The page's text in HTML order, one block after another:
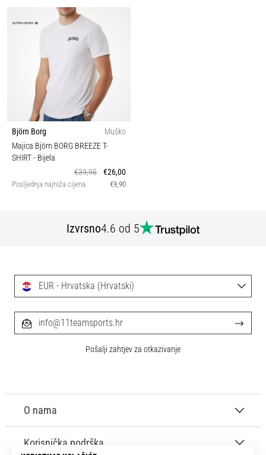
Björn Borg
Muško
Majica Björn BORG BREEZE T-
SHIRT- Bijela
€39,95
€26,00
Posljednja najniža cijena €9,90
Izvrsno4.6 od 5
O nama
Korisnička podrška
EUR - Hrvatska (Hrvatski)
info@11teamsports.hr
Pošalji zahtjev za otkazivanje